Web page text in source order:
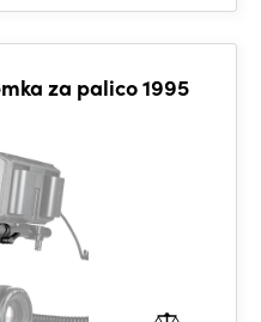
za palico 1995